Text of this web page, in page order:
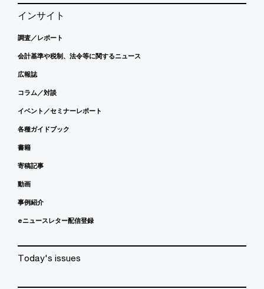
インサイト
調査／レポート
会計基準や税制、法令等に関するニュース
広報誌
コラム／対談
イベント／セミナーレポート
各種ガイドブック
書籍
寄稿記事
動画
事例紹介
eニュースレター配信登録
Today's issues